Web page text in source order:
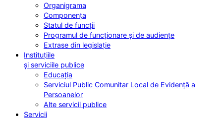
Organigrama
Componența
Statul de funcții
Programul de funcționare și de audiențe
Extrase din legislație
Instituțiile
și serviciile publice
Educația
Serviciul Public Comunitar Local de Evidență a
Persoanelor
Alte servicii publice
Servicii